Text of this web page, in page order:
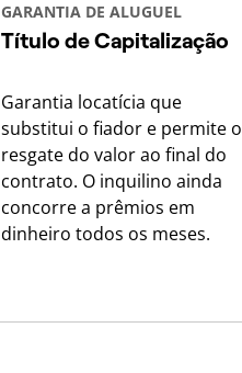
GARANTIA DE ALUGUEL
Título de Capitalização
Garantia locatícia que
substitui o fiador e permite o
resgate do valor ao final do
contrato. O inquilino ainda
concorre a prêmios em
dinheiro todos os meses.